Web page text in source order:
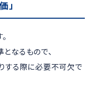
」
なるもので、
する際に必要不可欠で